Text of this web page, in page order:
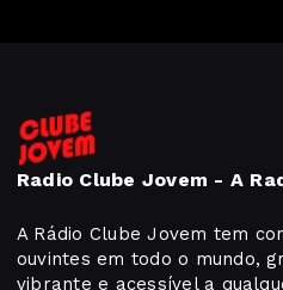
Radio Clube Jovem - A
A Rádio Clube Jovem tem
ouvintes em todo o mundo,
vibrante e acessível a